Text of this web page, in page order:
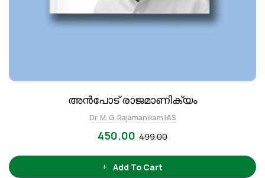
അൻപോട് രാജമാണിക്യം
Dr. M. G. Rajamanikam IAS
499.00
450.00
Add To Cart